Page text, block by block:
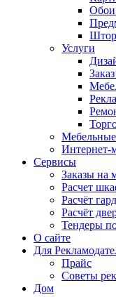
Обои
Услуги
Интернет-
Сервисы
Заказы на
Расчет
Расчёт
Расчёт
Тендеры
О сайте
Для
Прайс
Советы
Дом